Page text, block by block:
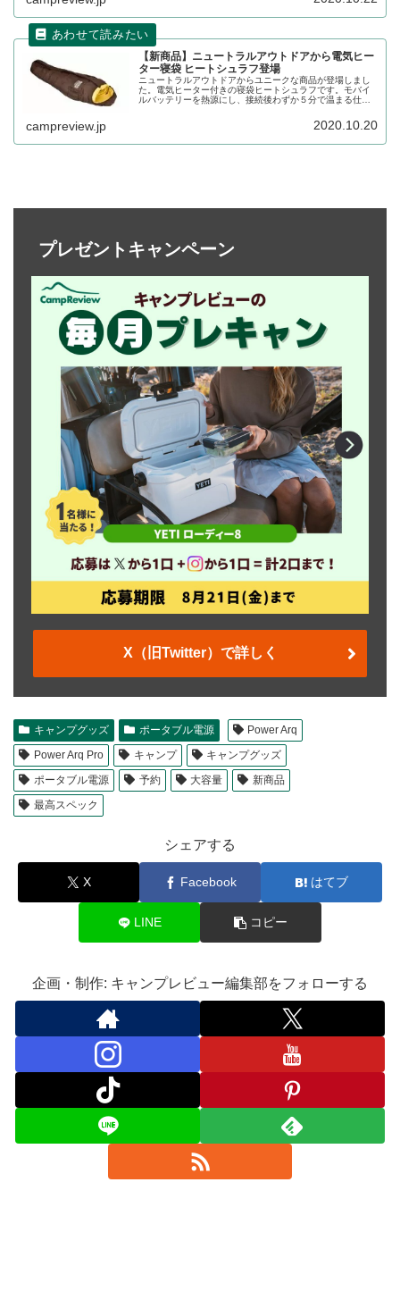
【新商品】ニュートラルアウトドアから電気ヒー
ター寝袋 ヒートシュラフ登場
ニュートラルアウトドアからユニークな商品が登場しまし
た。電気ヒーター付きの寝袋ヒートシュラフです。モバイ
ルバッテリーを熱源にし、接続後わずか５分で温まる仕様
campreview.jp 2020.10.20
プレゼントキャンペーン
X（旧Twitter）で詳しく
キャンプグッズ ポータブル電源
Power Arq
Power Arq Pro
キャンプ
キャンプグッズ
ポータブル電源
予約 大容量
新商品
最高スペック
シェアする
X Facebook はてブ
LINE コピー
企画・制作: キャンプレビュー編集部をフォローする